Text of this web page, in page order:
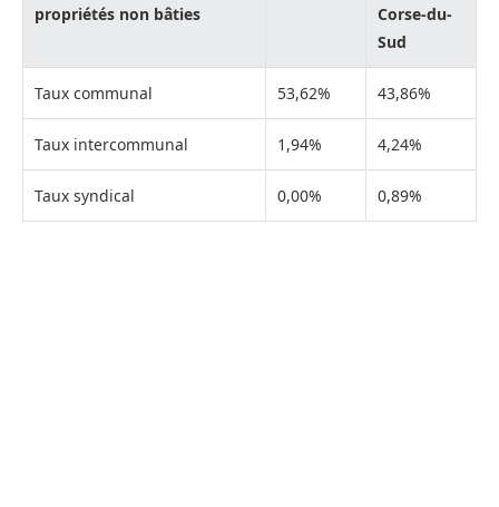
propriétés non bâties
Corse-du-
Sud
Taux communal 53,62% 43,86%
Taux intercommunal 1,94% 4,24%
Taux syndical 0,00% 0,89%